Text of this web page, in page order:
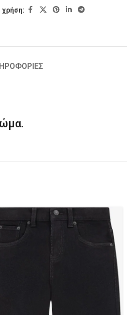
χρήση: